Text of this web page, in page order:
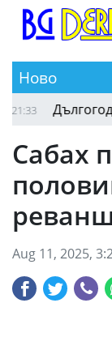
Ново
Сабах
Aug 11, 2025,